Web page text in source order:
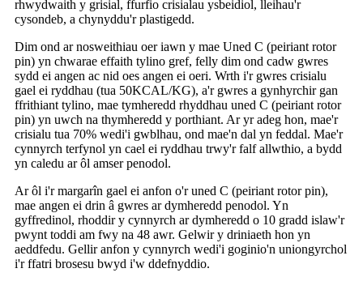
rhwydwaith y grisial, ffurfio crisialau ysbeidiol, lleihau'r
cysondeb, a chynyddu'r plastigedd.
Dim ond ar nosweithiau oer iawn y mae Uned C (peiriant rotor
pin) yn chwarae effaith tylino gref, felly dim ond cadw gwres
sydd ei angen ac nid oes angen ei oeri. Wrth i'r gwres crisialu
gael ei ryddhau (tua 50KCAL/KG), a'r gwres a gynhyrchir gan
ffrithiant tylino, mae tymheredd rhyddhau uned C (peiriant rotor
pin) yn uwch na thymheredd y porthiant. Ar yr adeg hon, mae'r
crisialu tua 70% wedi'i gwblhau, ond mae'n dal yn feddal. Mae'r
cynnyrch terfynol yn cael ei ryddhau trwy'r falf allwthio, a bydd
yn caledu ar ôl amser penodol.
Ar ôl i'r margarîn gael ei anfon o'r uned C (peiriant rotor pin),
mae angen ei drin â gwres ar dymheredd penodol. Yn
gyffredinol, rhoddir y cynnyrch ar dymheredd o 10 gradd islaw'r
pwynt toddi am fwy na 48 awr. Gelwir y driniaeth hon yn
aeddfedu. Gellir anfon y cynnyrch wedi'i goginio'n uniongyrchol
i'r ffatri brosesu bwyd i'w ddefnyddio.